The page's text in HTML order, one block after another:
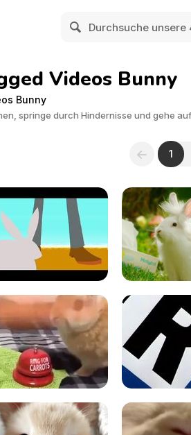
Videos Bunny
Bunny
springe durch Hindernisse und gehe
1